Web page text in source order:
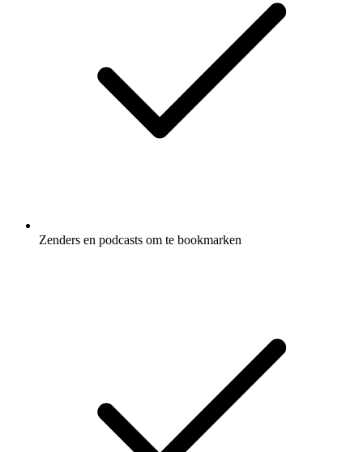
Zenders en podcasts om te bookmarken